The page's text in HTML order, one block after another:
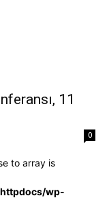
11
0
to array is
wp-